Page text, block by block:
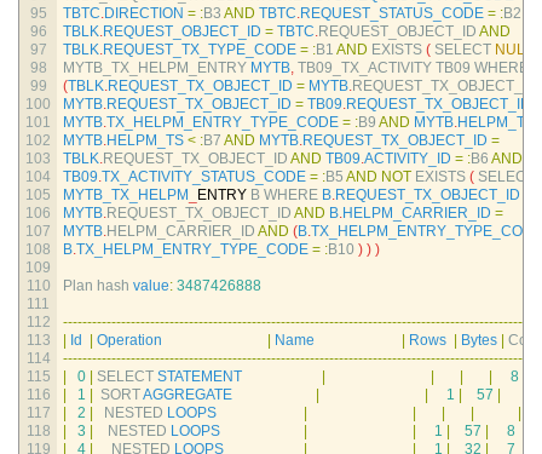
95
96
97
98
99
100
101
102
103
104
105
106
107
108
109
110
111
112
113
114
115
116
117
118
119
TBTC.DIRECTION = :B3 AND TBTC.REQUEST_STATUS_CODE = :B2
TBLK.REQUEST_OBJECT_ID = TBTC.REQUEST_OBJECT_ID AND
TBLK.REQUEST_TX_TYPE_CODE = :B1 AND EXISTS ( SELECT NULL
MYTB_TX_HELPM_ENTRY MYTB, TB09_TX_ACTIVITY TB09 WHERE
(TBLK.REQUEST_TX_OBJECT_ID = MYTB.REQUEST_TX_OBJECT_ID
MYTB.REQUEST_TX_OBJECT_ID = TB09.REQUEST_TX_OBJECT_ID
MYTB.TX_HELPM_ENTRY_TYPE_CODE = :B9 AND MYTB.HELPM_TS
MYTB.HELPM_TS < :B7 AND MYTB.REQUEST_TX_OBJECT_ID =
TBLK.REQUEST_TX_OBJECT_ID AND TB09.ACTIVITY_ID = :B6 AND
TB09.TX_ACTIVITY_STATUS_CODE = :B5 AND NOT EXISTS ( SELECT
MYTB_TX_HELPM
ENTRY B WHERE B.REQUEST_TX_OBJECT_ID
MYTB.REQUEST_TX_OBJECT_ID AND B.HELPM_CARRIER_ID =
MYTB.HELPM_CARRIER_ID AND (B.TX_HELPM_ENTRY_TYPE_CODE
B.TX_HELPM_ENTRY_TYPE_CODE = :B10 ) ) )
Plan hash value: 3487426888
------------------------------------------------------------------------------------------------
Id Operation Name Rows Bytes
Cost
------------------------------------------------------------------------------------------------
0 SELECT STATEMENT 8
1 SORT AGGREGATE 1 57
2 NESTED LOOPS
3 NESTED LOOPS 1 57 8
4 NESTED LOOPS 1 32 7